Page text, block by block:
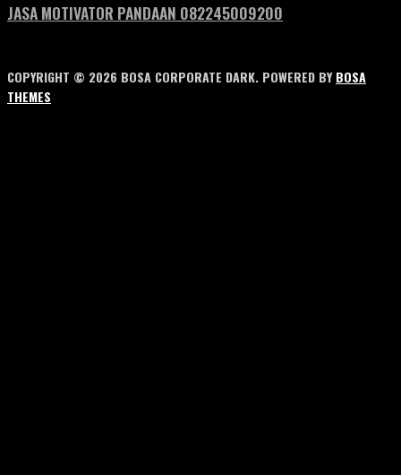
JASA MOTIVATOR PANDAAN 082245009200
COPYRIGHT © 2026 BOSA CORPORATE DARK. POWERED BYBOSA
THEMES